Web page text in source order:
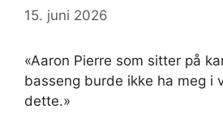
15. juni 2026
«Aaron Pierre som sitter på
basseng burde ikke ha meg i
dette.»